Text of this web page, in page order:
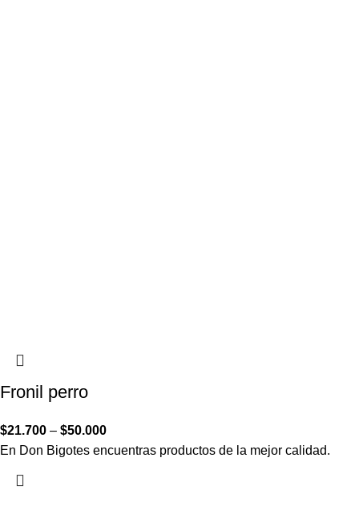
Fronil perro
$21.700 – $50.000
En Don Bigotes encuentras productos de la mejor calidad.